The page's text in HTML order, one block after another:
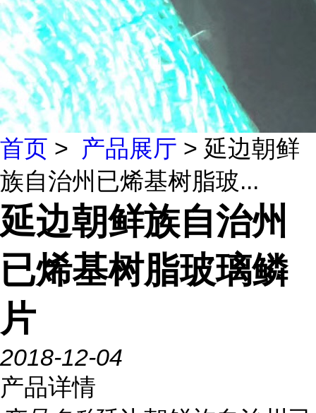
首页 > 产品展厅 > 延边朝鲜
族自治州已烯基树脂玻...
延边朝鲜族自治州
已烯基树脂玻璃鳞
片
2018-12-04
产品详情